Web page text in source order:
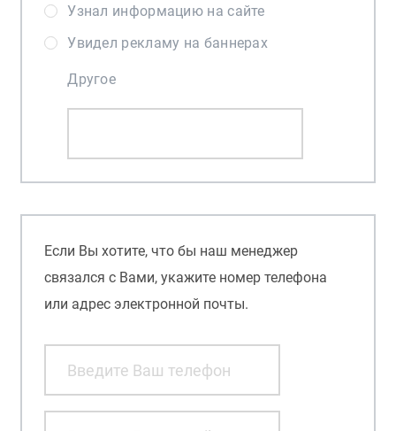
Узнал информацию на сайте
Увидел рекламу на баннерах
Другое
Если Вы хотите, что бы наш менеджер
связался с Вами, укажите номер телефона
или адрес электронной почты.